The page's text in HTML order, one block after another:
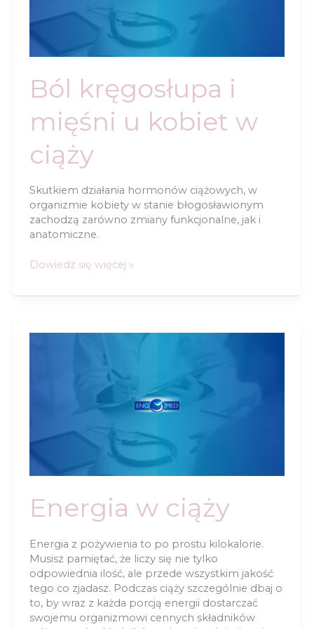
Ból kręgosłupa i
mięśni u kobiet w
ciąży
Skutkiem działania hormonów ciążowych, w
organizmie kobiety w stanie błogosławionym
zachodzą zarówno zmiany funkcjonalne, jak i
anatomiczne.
Ból
i
Dowiedz się więcej »
Energia w ciąży
Energia z pożywienia to po prostu kilokalorie.
Musisz pamiętać, że liczy się nie tylko
odpowiednia ilość, ale przede wszystkim jakość
tego co zjadasz. Podczas ciąży szczególnie dbaj o
to, by wraz z każda porcją energii dostarczać
swojemu organizmowi cennych składników